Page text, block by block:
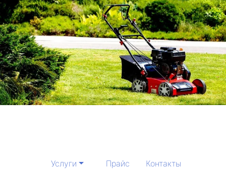
Услуги Прайс Контакты